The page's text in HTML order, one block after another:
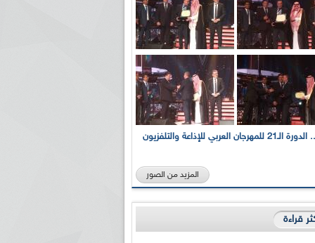
بالصور... الدورة الـ21 للمهرجان العربي للإذاعة والتلفزيون
المزيد من الصور
قراءة